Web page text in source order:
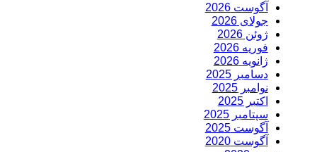
آگوست 2026
جولای 2026
ژوئن 2026
فوریه 2026
ژانویه 2026
دسامبر 2025
نوامبر 2025
اکتبر 2025
سپتامبر 2025
آگوست 2025
آگوست 2020